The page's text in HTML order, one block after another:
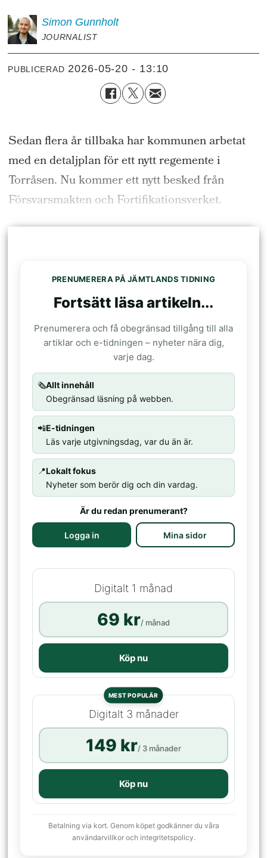
Simon Gunnholt
JOURNALIST
PUBLICERAD 2026-05-20 - 13:10
Sedan flera år tillbaka har kommunen arbetat
med en detaljplan för ett nytt regemente i
Torråsen. Nu kommer ett nytt besked från
Försvarsmakten och Fortifikationsverket.
PRENUMERERA PÅ JÄMTLANDS TIDNING
Fortsätt läsa artikeln...
Prenumerera och få obegränsad tillgång till alla
artiklar och e-tidningen – nyheter nära dig,
varje dag.
🗞️Allt innehåll
Obegränsad läsning på webben.
📲E-tidningen
Läs varje utgivningsdag, var du än är.
📍Lokalt fokus
Nyheter som berör dig och din vardag.
Är du redan prenumerant?
Logga in Mina sidor
Digitalt 1 månad
69 kr/ månad
Köp nu
MEST POPULÄR
Digitalt 3 månader
149 kr/ 3 månader
Köp nu
Betalning via kort. Genom köpet godkänner du våra
användarvillkor och integritetspolicy.